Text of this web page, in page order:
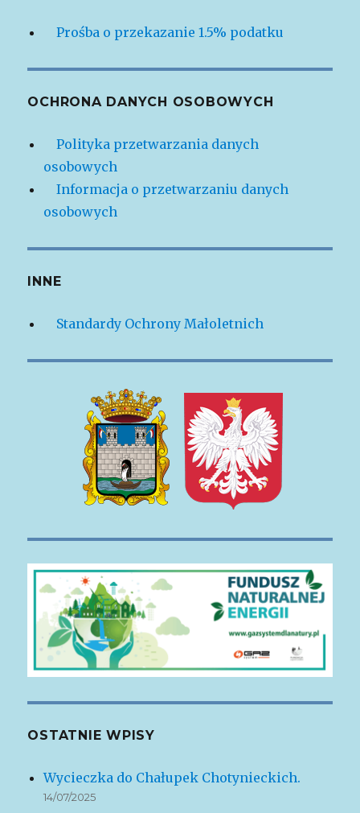
Prośba o przekazanie 1.5% podatku
OCHRONA DANYCH OSOBOWYCH
Polityka przetwarzania danych
osobowych
Informacja o przetwarzaniu danych
osobowych
INNE
Standardy Ochrony Małoletnich
OSTATNIE WPISY
Wycieczka do Chałupek Chotynieckich.
14/07/2025